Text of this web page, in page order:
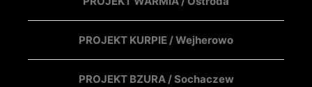
PROJEKT KURPIE / Wejherowo
PROJEKT BZURA / Sochaczew